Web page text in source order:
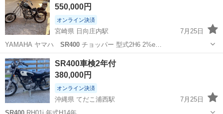
550,000円
オンライン決済
宮崎県 日向庄内駅
7月25日
YAMAHA ヤマハ SR400 チョッパー 型式2H6 2%e…
宮崎 都城市 日向庄内駅 ヤマハ
SR400車検2年付
380,000円
オンライン決済
沖縄県 てだこ浦西駅
7月25日